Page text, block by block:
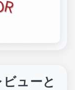
ューと